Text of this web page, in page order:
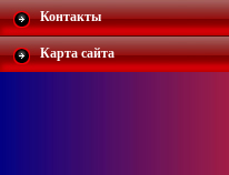
Контакты
Карта сайта